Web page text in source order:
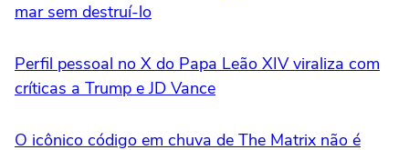
mar sem destruí-lo
Perfil pessoal no X do Papa Leão XIV viraliza com
críticas a Trump e JD Vance
O icônico código em chuva de The Matrix não é